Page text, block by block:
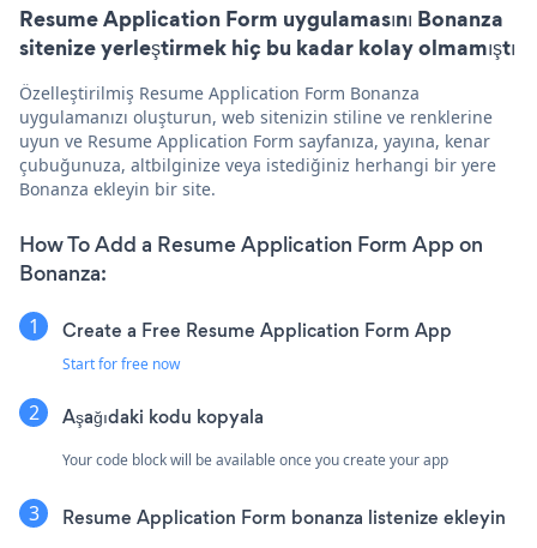
Resume Application Form uygulamasını Bonanza
sitenize yerleştirmek hiç bu kadar kolay olmamıştı
Özelleştirilmiş Resume Application Form Bonanza
uygulamanızı oluşturun, web sitenizin stiline ve renklerine
uyun ve Resume Application Form sayfanıza, yayına, kenar
çubuğunuza, altbilginize veya istediğiniz herhangi bir yere
Bonanza ekleyin bir site.
How To Add a Resume Application Form App on
Bonanza:
Create a Free Resume Application Form App
Start for free now
Aşağıdaki kodu kopyala
Your code block will be available once you create your app
Resume Application Form bonanza listenize ekleyin